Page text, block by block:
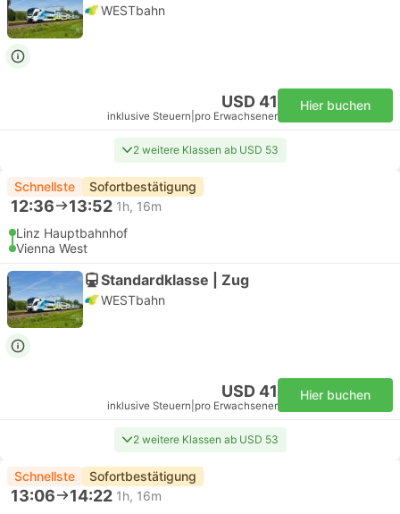
WESTbahn
USD 41
inklusive Steuern pro Erwachsener
Hier buchen
2 weitere Klassen ab USD 53
Schnellste Sofortbestätigung
12:36 13:52 1h, 16m
Linz Hauptbahnhof
Vienna West
Standardklasse | Zug
WESTbahn
USD 41
inklusive Steuern pro Erwachsener
Hier buchen
2 weitere Klassen ab USD 53
Schnellste Sofortbestätigung
13:06 14:22 1h, 16m